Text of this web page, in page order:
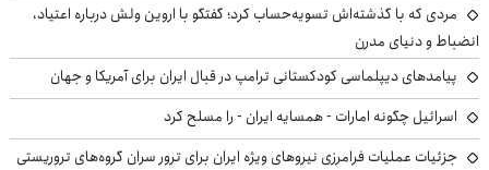
مردی که با گذشته‌اش تسویه‌حساب کرد؛ گفتگو با اروین ولش درباره اعتیاد،
انضباط و دنیای مدرن
پیامدهای دیپلماسی کودکستانی ترامپ در قبال ایران برای آمریکا و جهان
اسرائیل چگونه امارات - همسایه ایران - را مسلح کرد
جزئیات عملیات فرامرزی نیروهای ویژه ایران برای ترور سران گروه‌های تروریستی